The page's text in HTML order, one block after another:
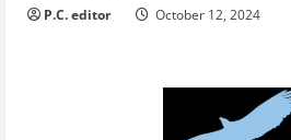
P.C. editor October 12, 2024